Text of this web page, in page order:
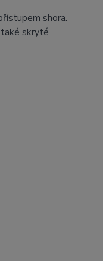
shora.
také skryté